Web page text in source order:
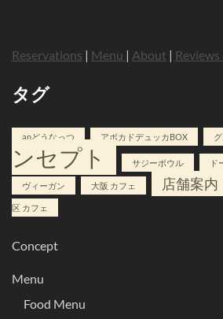
Reservations | Menu | About |
タグ
anどうなっつ アボカドデュッカBOX
ンセプト
サジーボウル ド
ヴィーガン 大阪 カフェ 店舗案内
区 カフェ
Concept
Menu
Food Menu